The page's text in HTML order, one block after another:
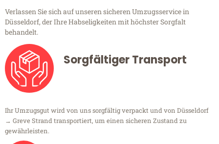
Verlassen Sie sich auf unseren sicheren Umzugsservice in
Düsseldorf, der Ihre Habseligkeiten mit höchster Sorgfalt
behandelt.
Sorgfältiger Transport
Ihr Umzugsgut wird von uns sorgfältig verpackt und von Düsseldorf
→ Greve Strand transportiert, um einen sicheren Zustand zu
gewährleisten.